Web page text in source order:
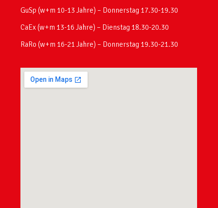
GuSp (w+m 10-13 Jahre) – Donnerstag 17.30-19.30
CaEx (w+m 13-16 Jahre) – Dienstag 18.30-20.30
RaRo (w+m 16-21 Jahre) – Donnerstag 19.30-21.30